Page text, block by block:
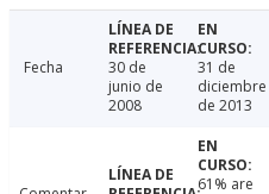
Fecha
30 de
junio de
2008
31 de
diciembre
de 2013
61% are